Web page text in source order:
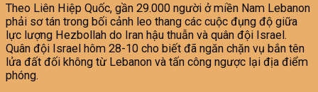
Theo Liên Hiệp Quốc, gần 29.000 người ở miền Nam Lebanon
phải sơ tán trong bối cảnh leo thang các cuộc đụng độ giữa
lực lượng Hezbollah do Iran hậu thuẫn và quân đội Israel.
Quân đội Israel hôm 28-10 cho biết đã ngăn chặn vụ bắn tên
lửa đất đối không từ Lebanon và tấn công ngược lại địa điểm
phóng.